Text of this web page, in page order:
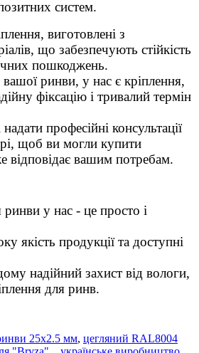
систем.
виготовлені з
що забезпечують стійкість
пошкоджень.
ринви, у нас є кріплення,
фіксацію і тривалий термін
професійні консультації
щоб ви могли купити
відповідає вашим потребам.
у нас - це просто і
якість продукції та доступні
надійний захист від вологи,
для ринв.
25х2.5 мм, цегляний RAL8004